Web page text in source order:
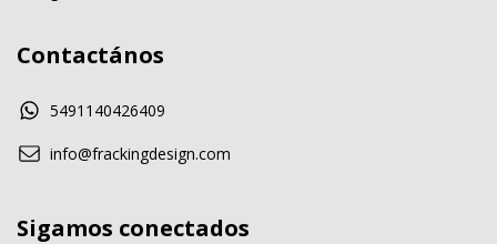
Contactános
5491140426409
info@frackingdesign.com
Sigamos conectados